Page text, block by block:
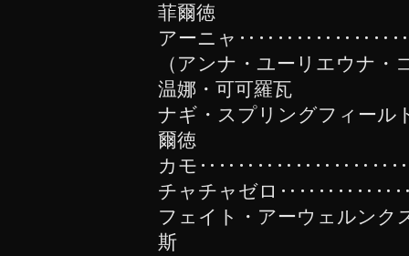
菲爾徳
アーニャ
（アンナ・ユーリエウナ
温娜・可可羅瓦
ナギ・スプリングフィ
爾徳
カモ
チャチャゼロ
フェイト・アーウェル
斯